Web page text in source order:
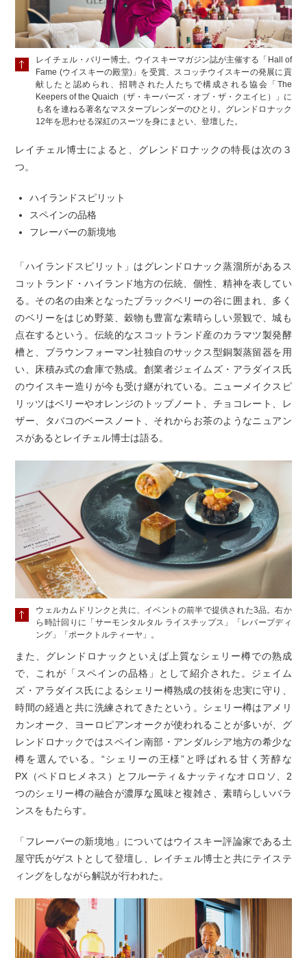
レイチェル・バリー博士。ウイスキーマガジン誌が主催する「Hall of
Fame (ウイスキーの殿堂)」を受賞、スコッチウイスキーの発展に貢
献したと認められ、招聘された人たちで構成される協会「The
Keepers of the Quaich（ザ・キーパーズ・オブ・ザ・クエイヒ）」に
も名を連ねる著名なマスターブレンダーのひとり。グレンドロナック
12年を思わせる深紅のスーツを身にまとい、登壇した。
レイチェル博士によると、グレンドロナックの特長は次の３
つ。
ハイランドスピリット
スペインの品格
フレーバーの新境地
「ハイランドスピリット」はグレンドロナック蒸溜所があるス
コットランド・ハイランド地方の伝統、個性、精神を表してい
る。その名の由来となったブラックベリーの谷に囲まれ、多く
のベリーをはじめ野菜、穀物も豊富な素晴らしい景観で、城も
点在するという。伝統的なスコットランド産のカラマツ製発酵
槽と、ブラウンフォーマン社独自のサックス型銅製蒸留器を用
い、床積み式の倉庫で熟成。創業者ジェイムズ・アラダイス氏
のウイスキー造りが今も受け継がれている。ニューメイクスピ
リッツはベリーやオレンジのトップノート、チョコレート、レ
ザー、タバコのベースノート、それからお茶のようなニュアン
スがあるとレイチェル博士は語る。
ウェルカムドリンクと共に、イベントの前半で提供された3品。右か
ら時計回りに「サーモンタルタル ライスチップス」「レバープディ
ング」「ポークトルティーヤ」。
また、グレンドロナックといえば上質なシェリー樽での熟成
で、これが「スペインの品格」として紹介された。ジェイム
ズ・アラダイス氏によるシェリー樽熟成の技術を忠実に守り、
時間の経過と共に洗練されてきたという。シェリー樽はアメリ
カンオーク、ヨーロピアンオークが使われることが多いが、グ
レンドロナックではスペイン南部・アンダルシア地方の希少な
樽を選んでいる。“シェリーの王様”と呼ばれる甘く芳醇な
PX（ペドロヒメネス）とフルーティ＆ナッティなオロロソ、2
つのシェリー樽の融合が濃厚な風味と複雑さ、素晴らしいバラ
ンスをもたらす。
「フレーバーの新境地」についてはウイスキー評論家である土
屋守氏がゲストとして登壇し、レイチェル博士と共にテイステ
ィングをしながら解説が行われた。